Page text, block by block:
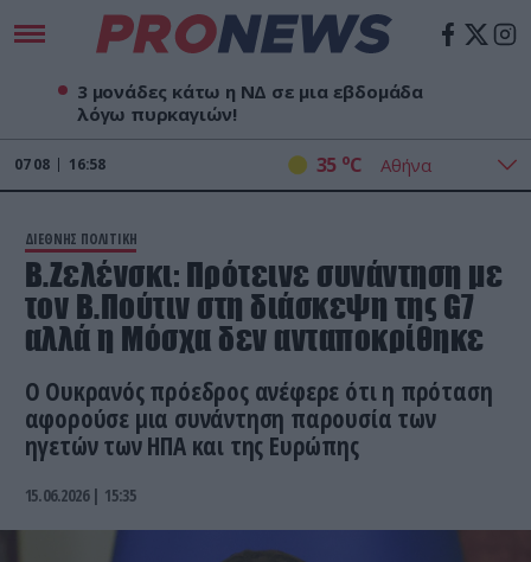
3 μονάδες κάτω η ΝΔ σε μια εβδομάδα
λόγω πυρκαγιών!
07 08 16:58 35 oC
ΔΙΕΘΝΗΣ ΠΟΛΙΤΙΚΗ
Β.Ζελένσκι: Πρότεινε συνάντηση με
τον Β.Πούτιν στη διάσκεψη της G7
αλλά η Μόσχα δεν ανταποκρίθηκε
Ο Ουκρανός πρόεδρος ανέφερε ότι η πρόταση
αφορούσε μια συνάντηση παρουσία των
ηγετών των ΗΠΑ και της Ευρώπης
15.06.2026 | 15:35